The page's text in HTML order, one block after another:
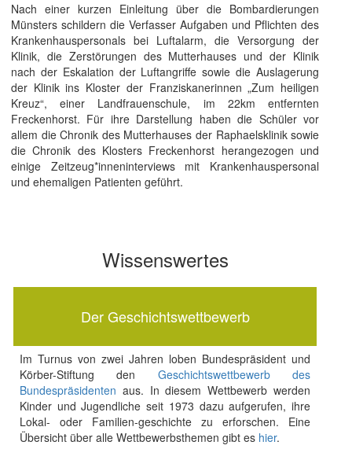
Nach einer kurzen Einleitung über die Bombardierungen
Münsters schildern die Verfasser Aufgaben und Pflichten des
Krankenhauspersonals bei Luftalarm, die Versorgung der
Klinik, die Zerstörungen des Mutterhauses und der Klinik
nach der Eskalation der Luftangriffe sowie die Auslagerung
der Klinik ins Kloster der Franziskanerinnen „Zum heiligen
Kreuz“, einer Landfrauenschule, im 22km entfernten
Freckenhorst. Für ihre Darstellung haben die Schüler vor
allem die Chronik des Mutterhauses der Raphaelsklinik sowie
die Chronik des Klosters Freckenhorst herangezogen und
einige Zeitzeug*inneninterviews mit Krankenhauspersonal
und ehemaligen Patienten geführt.
Wissenswertes
Der Geschichtswettbewerb
Im Turnus von zwei Jahren loben Bundespräsident und
Körber-Stiftung den Geschichtswettbewerb des
Bundespräsidenten aus. In diesem Wettbewerb werden
Kinder und Jugendliche seit 1973 dazu aufgerufen, ihre
Lokal- oder Familien-geschichte zu erforschen. Eine
Übersicht über alle Wettbewerbsthemen gibt es hier.